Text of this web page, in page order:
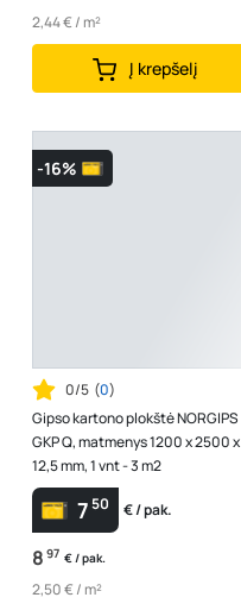
2,44 € / m²
Į krepšelį
-16%
0/5 (0)
Gipso kartono plokštė NORGIPS
GKP Q, matmenys 1200 x 2500 x
12,5 mm, 1 vnt - 3 m2
750 € / pak.
8 97 € / pak.
2,50 € / m²